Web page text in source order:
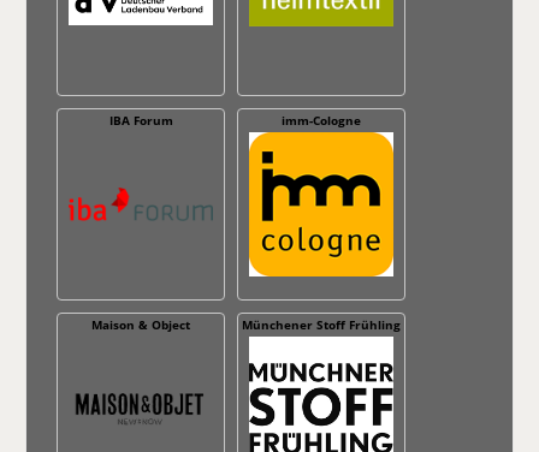
IBA Forum imm-Cologne
Maison & Object Münchener Stoff Frühling